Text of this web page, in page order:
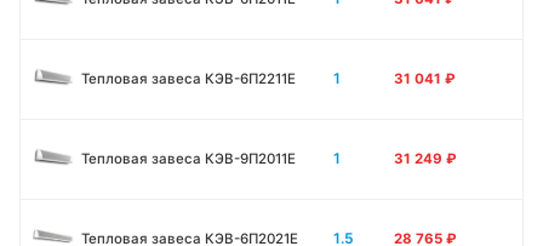
Тепловая завеса КЭВ-6П2211E 1 31 041 ₽
Тепловая завеса КЭВ-9П2011E 1 31 249 ₽
Тепловая завеса КЭВ-6П2021E 1.5 28 765 ₽